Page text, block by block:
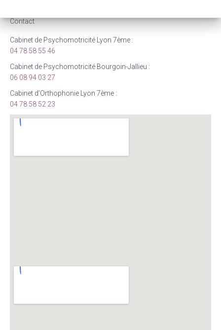
Contact
Cabinet de Psychomotricité Lyon 7ème :
04 78 58 55 46
Cabinet de Psychomotricité Bourgoin-Jallieu :
06 08 94 03 27
Cabinet d’Orthophonie Lyon 7ème :
04 78 58 52 23